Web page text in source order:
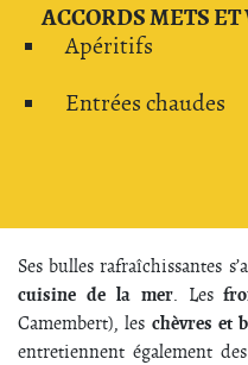
ACCORDS METS
Apéritifs
Entrées chaudes
Ses bulles rafraîchissantes
cuisine de la mer. Les
Camembert), les chèvres et
entretiennent également